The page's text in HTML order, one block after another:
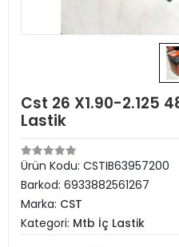
Cst 26 X1.90-2.125
Lastik
Ürün Kodu: CSTIB63957200
Barkod: 6933882561267
Marka: CST
Kategori: Mtb İç Lastik